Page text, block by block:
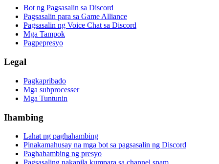
Bot ng Pagsasalin sa Discord
Pagsasalin para sa Game Alliance
Pagsasalin ng Voice Chat sa Discord
Mga Tampok
Pagpepresyo
Legal
Pagkapribado
Mga subprocesser
Mga Tuntunin
Ihambing
Lahat ng paghahambing
Pinakamahusay na mga bot sa pagsasalin ng Discord
Paghahambing ng presyo